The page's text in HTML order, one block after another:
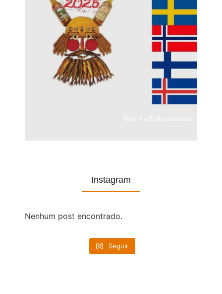
Instagram
Nenhum post encontrado.
Seguir